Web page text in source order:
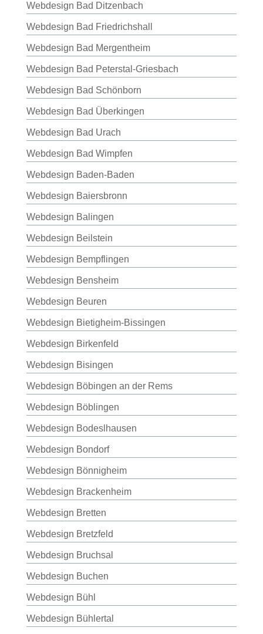
Webdesign Bad Ditzenbach
Webdesign Bad Friedrichshall
Webdesign Bad Mergentheim
Webdesign Bad Peterstal-Griesbach
Webdesign Bad Schönborn
Webdesign Bad Überkingen
Webdesign Bad Urach
Webdesign Bad Wimpfen
Webdesign Baden-Baden
Webdesign Baiersbronn
Webdesign Balingen
Webdesign Beilstein
Webdesign Bempflingen
Webdesign Bensheim
Webdesign Beuren
Webdesign Bietigheim-Bissingen
Webdesign Birkenfeld
Webdesign Bisingen
Webdesign Böbingen an der Rems
Webdesign Böblingen
Webdesign Bodeslhausen
Webdesign Bondorf
Webdesign Bönnigheim
Webdesign Brackenheim
Webdesign Bretten
Webdesign Bretzfeld
Webdesign Bruchsal
Webdesign Buchen
Webdesign Bühl
Webdesign Bühlertal